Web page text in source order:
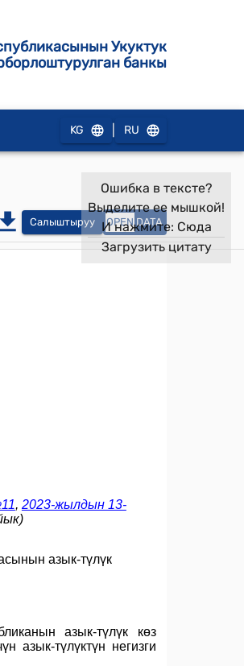
Укуктук
банкы
KG RU
Салыштыруу OPEN DATA
Ошибка в тексте?
Выделите ее мышкой!
И нажмите: Сюда
Загрузить цитату